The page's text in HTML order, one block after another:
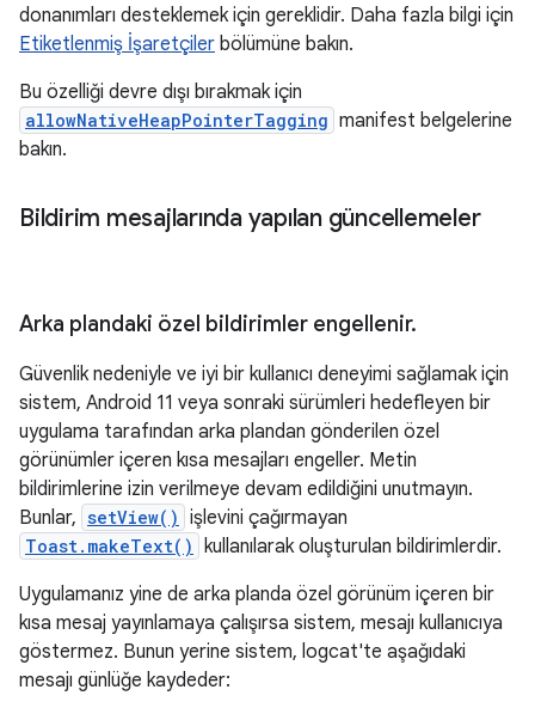
donanımları desteklemek için gereklidir. Daha fazla bilgi için
Etiketlenmiş İşaretçiler bölümüne bakın.
Bu özelliği devre dışı bırakmak için
allowNativeHeapPointerTagging manifest belgelerine
bakın.
Bildirim mesajlarında yapılan güncellemeler
Arka plandaki özel bildirimler engellenir.
Güvenlik nedeniyle ve iyi bir kullanıcı deneyimi sağlamak için
sistem, Android 11 veya sonraki sürümleri hedefleyen bir
uygulama tarafından arka plandan gönderilen özel
görünümler içeren kısa mesajları engeller. Metin
bildirimlerine izin verilmeye devam edildiğini unutmayın.
Bunlar, setView() işlevini çağırmayan
Toast.makeText() kullanılarak oluşturulan bildirimlerdir.
Uygulamanız yine de arka planda özel görünüm içeren bir
kısa mesaj yayınlamaya çalışırsa sistem, mesajı kullanıcıya
göstermez. Bunun yerine sistem, logcat'te aşağıdaki
mesajı günlüğe kaydeder: